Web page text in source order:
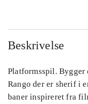
Beskrivelse
Platformsspil.
Rango der er sherif i
baner inspireret fra